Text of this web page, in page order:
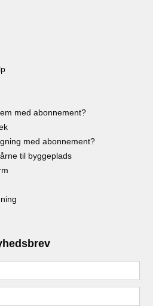
med abonnement?
med abonnement?
til byggeplads